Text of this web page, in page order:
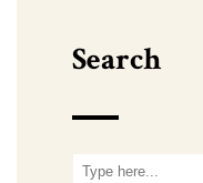
Search